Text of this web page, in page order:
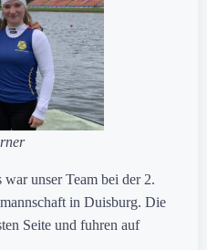
unser Team bei der 2.
in Duisburg. Die
Seite und fuhren auf